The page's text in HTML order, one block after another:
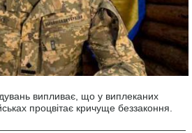
випливає, що у виплеканих
процвітає кричуще беззаконня.